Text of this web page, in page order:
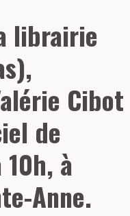
librairie
Cibot
de
à
Anne.